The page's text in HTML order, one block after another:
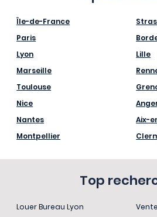
Île-de-France
Paris
Lyon
Marseille
Toulouse
Nice
Nantes
Montpellier
Lille
Aix-
Top
Louer Bureau Lyon